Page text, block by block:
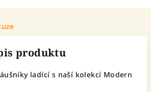
produktu
ladící s naší kolekcí Modern